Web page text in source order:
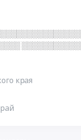
края